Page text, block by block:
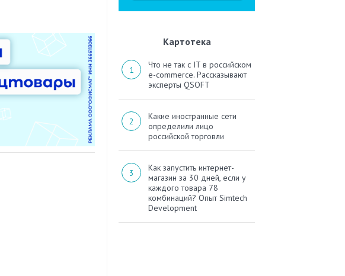
Картотека
Что не так с IT в российском
e-commerce. Рассказывают
эксперты QSOFT
Какие иностранные сети
определили лицо
российской торговли
Как запустить интернет-
магазин за 30 дней, если у
каждого товара 78
комбинаций? Опыт Simtech
Development